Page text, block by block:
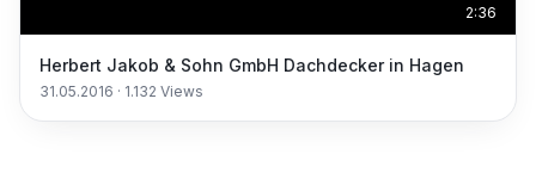
2:36
Herbert Jakob & Sohn GmbH Dachdecker in Hagen
31.05.2016 · 1.132 Views